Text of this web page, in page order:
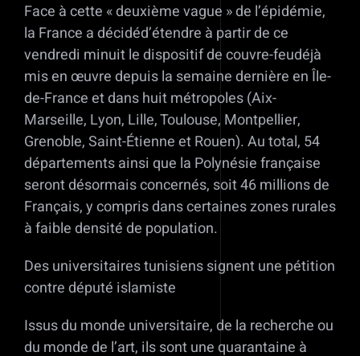
Face à cette « deuxième vague » de l’épidémie,
la France a décidéd’étendre à partir de ce
vendredi minuit le dispositif de couvre-feudéjà
mis en œuvre depuis la semaine dernière en Île-
de-France et dans huit métropoles (Aix-
Marseille, Lyon, Lille, Toulouse, Montpellier,
Grenoble, Saint-Étienne et Rouen). Au total, 54
départements ainsi que la Polynésie française
seront désormais concernés, soit 46 millions de
Français, y compris dans certaines zones rurales
à faible densité de population.
Des universitaires tunisiens signent une pétition
contre député islamiste
Issus du monde universitaire, de la recherche ou
du monde de l’art, ils sont une quarantaine à